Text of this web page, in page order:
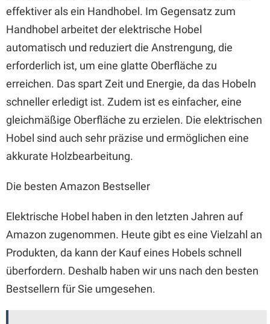
effektiver als ein Handhobel. Im Gegensatz zum
Handhobel arbeitet der elektrische Hobel
automatisch und reduziert die Anstrengung, die
erforderlich ist, um eine glatte Oberfläche zu
erreichen. Das spart Zeit und Energie, da das Hobeln
schneller erledigt ist. Zudem ist es einfacher, eine
gleichmäßige Oberfläche zu erzielen. Die elektrischen
Hobel sind auch sehr präzise und ermöglichen eine
akkurate Holzbearbeitung.
Die besten Amazon Bestseller
Elektrische Hobel haben in den letzten Jahren auf
Amazon zugenommen. Heute gibt es eine Vielzahl an
Produkten, da kann der Kauf eines Hobels schnell
überfordern. Deshalb haben wir uns nach den besten
Bestsellern für Sie umgesehen.